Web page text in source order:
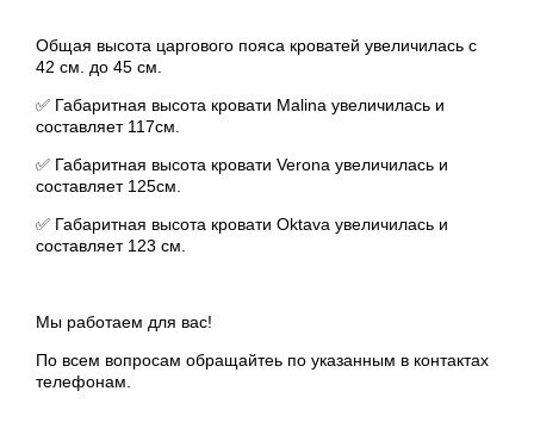
Общая высота царгового пояса кроватей увеличилась с
42 см. до 45 см.
✅ Габаритная высота кровати Malina увеличилась и
составляет 117см.
✅ Габаритная высота кровати Verona увеличилась и
составляет 125см.
✅ Габаритная высота кровати Oktava увеличилась и
составляет 123 см.
Мы работаем для вас!
По всем вопросам обращайтеь по указанным в контактах
телефонам.